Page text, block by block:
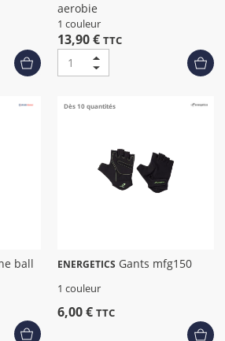
aerobie
1 couleur
13,90 € TTC
Dès 10 quantités
ENERGETICS Gants mfg150
1 couleur
6,00 € TTC